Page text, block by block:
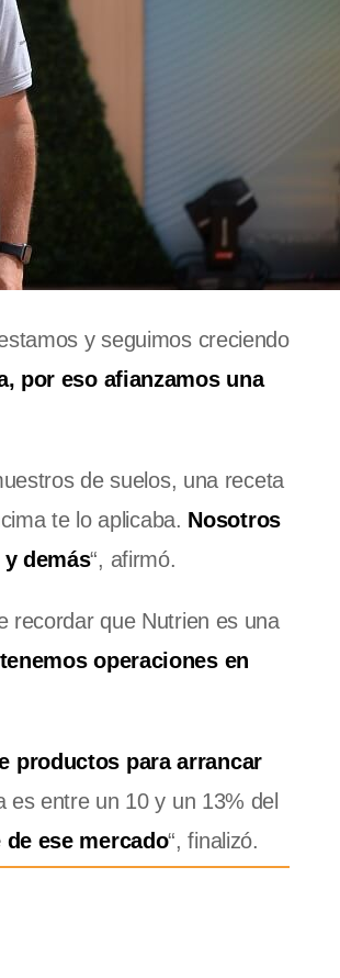
y seguimos creciendo
por eso afianzamos una
de suelos, una receta
te lo aplicaba. Nosotros
demás“, afirmó.
recordar que Nutrien es una
operaciones en
productos para arrancar
entre un 10 y un 13% del
ese mercado“, finalizó.